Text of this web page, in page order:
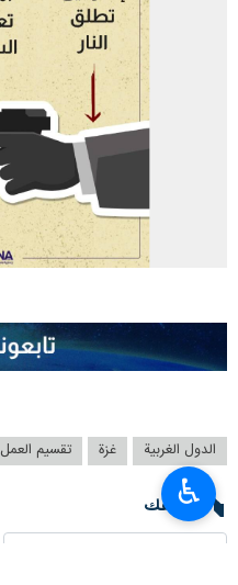
الدول الغربية غزة تقسيم العمل
تعليقك
♿︎